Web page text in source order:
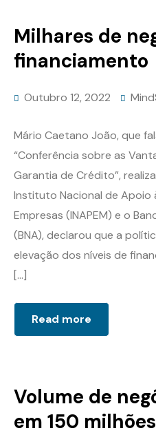
Milhares de
financiamento
Outubro 12, 2022
Mário Caetano João, que
“Conferência sobre as
Garantia de Crédito”,
Instituto Nacional de Apoio
Empresas (INAPEM) e o
(BNA), declarou que a
elevação dos níveis de
[…]
Read more
Volume de
em 150 milhões